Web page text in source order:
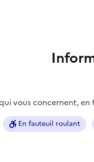
vous concernent,
En fauteuil roulant